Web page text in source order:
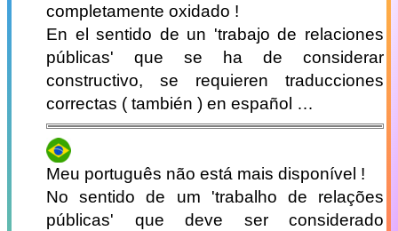
completamente oxidado !
En el sentido de un 'trabajo de relaciones
públicas' que se ha de considerar
constructivo, se requieren traducciones
correctas ( también ) en español …
Meu português não está mais disponível !
No sentido de um 'trabalho de relações
públicas' que deve ser considerado